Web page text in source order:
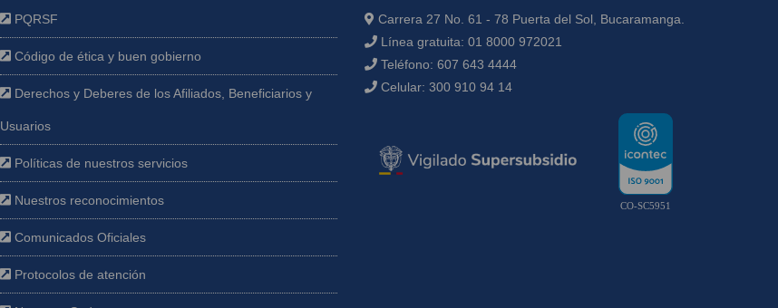
PQRSF
Código de ética y buen gobierno
Derechos y Deberes de los Afiliados, Beneficiarios y
Usuarios
Políticas de nuestros servicios
Nuestros reconocimientos
Comunicados Oficiales
Protocolos de atención
Carrera 27 No. 61 - 78 Puerta del Sol, Bucaramanga.
Línea gratuita: 01 8000 972021
Teléfono: 607 643 4444
Celular: 300 910 94 14
CO-SC5951